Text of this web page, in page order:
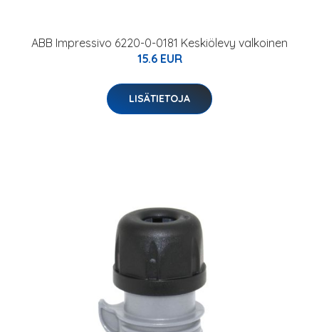
ABB Impressivo 6220-0-0181 Keskiölevy valkoinen
15.6 EUR
LISÄTIETOJA